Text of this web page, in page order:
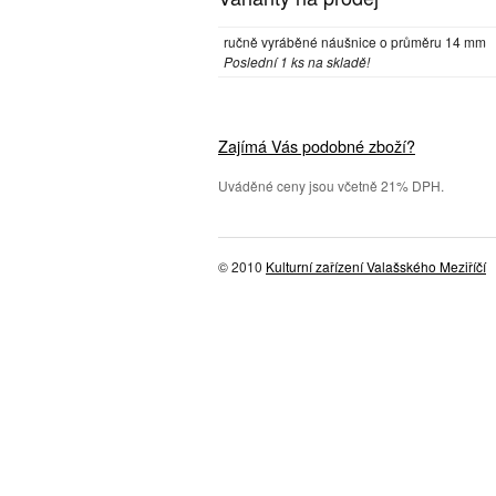
ručně vyráběné náušnice o průměru 14 mm
Poslední 1 ks na skladě!
Zajímá Vás podobné zboží?
Uváděné ceny jsou včetně 21% DPH.
© 2010 Kulturní zařízení Valašského Meziříčí